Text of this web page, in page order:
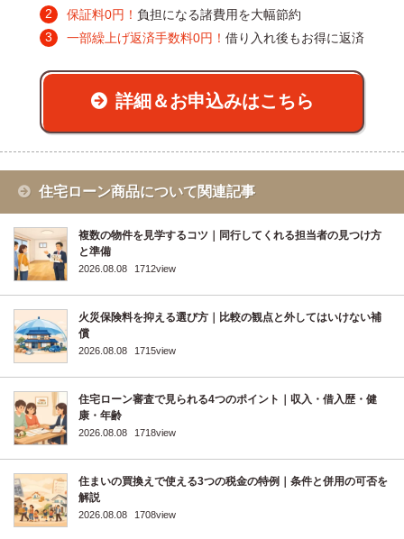
保証料0円！ 負担になる諸費用を大幅節約
一部繰上げ返済手数料0円！ 借り入れ後もお得に返済
詳細＆お申込みはこちら
住宅ローン商品について関連記事
複数の物件を見学するコツ｜同行してくれる担当者の見つけ方
と準備
2026.08.08 1712view
火災保険料を抑える選び方｜比較の観点と外してはいけない補
償
2026.08.08 1715view
住宅ローン審査で見られる4つのポイント｜収入・借入歴・健
康・年齢
2026.08.08 1718view
住まいの買換えで使える3つの税金の特例｜条件と併用の可否を
解説
2026.08.08 1708view